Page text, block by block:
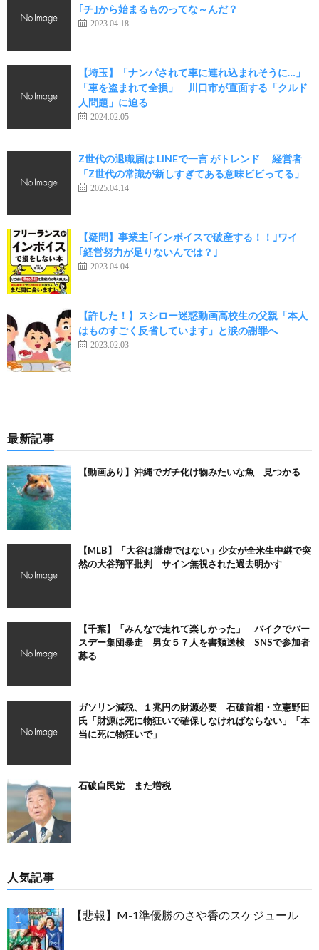
｢チ｣から始まるものってな～んだ？
2023.04.18
【埼玉】「ナンパされて車に連れ込まれそうに…」
「車を盗まれて全損」 川口市が直面する「クルド
人問題」に迫る
2024.02.05
Z世代の退職届は LINEで一言 がトレンド 経営者
「Z世代の常識が新しすぎてある意味ビビってる」
2025.04.14
【疑問】事業主｢インボイスで破産する！！｣ワイ
｢経営努力が足りないんでは？｣
2023.04.04
【許した！】スシロー迷惑動画高校生の父親「本人
はものすごく反省しています」と涙の謝罪へ
2023.02.03
最新記事
【動画あり】沖縄でガチ化け物みたいな魚 見つかる
【MLB】「大谷は謙虚ではない」少女が全米生中継で突
然の大谷翔平批判 サイン無視された過去明かす
【千葉】「みんなで走れて楽しかった」 バイクでバー
スデー集団暴走 男女５７人を書類送検 SNSで参加者
募る
ガソリン減税、１兆円の財源必要 石破首相・立憲野田
氏「財源は死に物狂いで確保しなければならない」「本
当に死に物狂いで」
石破自民党 また増税
人気記事
【悲報】M-1準優勝のさや香のスケジュール